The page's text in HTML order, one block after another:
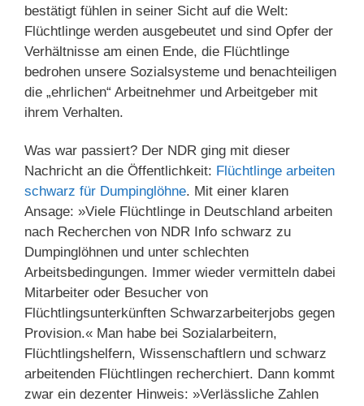
bestätigt fühlen in seiner Sicht auf die Welt:
Flüchtlinge werden ausgebeutet und sind Opfer der
Verhältnisse am einen Ende, die Flüchtlinge
bedrohen unsere Sozialsysteme und benachteiligen
die „ehrlichen“ Arbeitnehmer und Arbeitgeber mit
ihrem Verhalten.
Was war passiert? Der NDR ging mit dieser
Nachricht an die Öffentlichkeit: Flüchtlinge arbeiten
schwarz für Dumpinglöhne. Mit einer klaren
Ansage: »Viele Flüchtlinge in Deutschland arbeiten
nach Recherchen von NDR Info schwarz zu
Dumpinglöhnen und unter schlechten
Arbeitsbedingungen. Immer wieder vermitteln dabei
Mitarbeiter oder Besucher von
Flüchtlingsunterkünften Schwarzarbeiterjobs gegen
Provision.« Man habe bei Sozialarbeitern,
Flüchtlingshelfern, Wissenschaftlern und schwarz
arbeitenden Flüchtlingen recherchiert. Dann kommt
zwar ein dezenter Hinweis: »Verlässliche Zahlen